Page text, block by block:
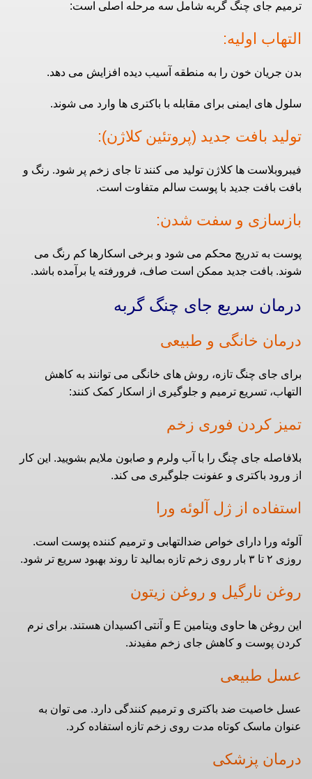
ترمیم جای چنگ گربه شامل سه مرحله اصلی است:
التهاب اولیه:
بدن جریان خون را به منطقه آسیب‌ دیده افزایش می‌ دهد.
سلول‌ های ایمنی برای مقابله با باکتری‌ ها وارد می‌ شوند.
تولید بافت جدید (پروتئین کلاژن):
فیبروبلاست‌ ها کلاژن تولید می‌ کنند تا جای زخم پر شود. رنگ و
بافت بافت جدید با پوست سالم متفاوت است.
بازسازی و سفت شدن:
پوست به تدریج محکم می‌ شود و برخی اسکارها کم‌ رنگ می‌
شوند. بافت جدید ممکن است صاف، فرورفته یا برآمده باشد.
درمان سریع جای چنگ گربه
درمان خانگی و طبیعی
برای جای چنگ تازه، روش‌ های خانگی می‌ توانند به کاهش
التهاب، تسریع ترمیم و جلوگیری از اسکار کمک کنند:
تمیز کردن فوری زخم
بلافاصله جای چنگ را با آب ولرم و صابون ملایم بشویید. این کار
از ورود باکتری و عفونت جلوگیری می‌ کند.
استفاده از ژل آلوئه ورا
آلوئه ورا دارای خواص ضدالتهابی و ترمیم‌ کننده پوست است.
روزی ۲ تا ۳ بار روی زخم تازه بمالید تا روند بهبود سریع‌ تر شود.
روغن نارگیل و روغن زیتون
این روغن‌ ها حاوی ویتامین E و آنتی‌ اکسیدان هستند. برای نرم
کردن پوست و کاهش جای زخم مفیدند.
عسل طبیعی
عسل خاصیت ضد باکتری و ترمیم‌ کنندگی دارد. می‌ توان به
عنوان ماسک کوتاه‌ مدت روی زخم تازه استفاده کرد.
درمان پزشکی